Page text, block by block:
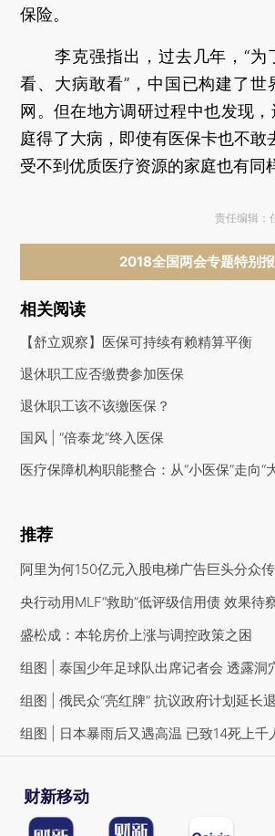
保险。
李克强指出，过去几年，“为
看、大病敢看”，中国已构建了世
网。但在地方调研过程中也发现
庭得了大病，即使有医保卡也不敢
受不到优质医疗资源的家庭也有同
责任编辑：
2018全国两会专题特别
相关阅读
【舒立观察】医保可持续有赖精算平衡
退休职工应否缴费参加医保
退休职工该不该缴医保？
国风 | “倍泰龙”终入医保
医疗保障机构职能整合：从“小医保”走向“
推荐
阿里为何150亿元入股电梯广告巨头分众
央行动用MLF“救助”低评级信用债 效果待
盛松成：本轮房价上涨与调控政策之困
组图 | 泰国少年足球队出席记者会 透露洞
组图 | 俄民众“亮红牌” 抗议政府计划延长
组图 | 日本暴雨后又遇高温 已致14死上千
财新移动